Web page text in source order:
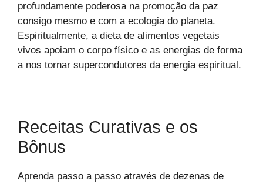
profundamente poderosa na promoção da paz
consigo mesmo e com a ecologia do planeta.
Espiritualmente, a dieta de alimentos vegetais
vivos apoiam o corpo físico e as energias de forma
a nos tornar supercondutores da energia espiritual.
Receitas Curativas e os
Bônus
Aprenda passo a passo através de dezenas de